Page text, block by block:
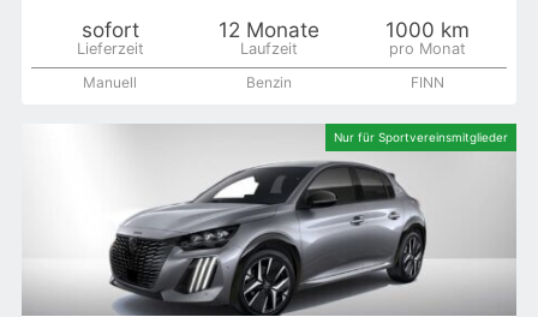
sofort 12 Monate 1000 km
Manuell Benzin FINN